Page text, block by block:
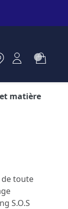
matière
toute
S.O.S